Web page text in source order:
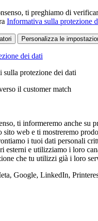
ti preghiamo di
Informativa sulla protezione
Personalizza le
dei dati
sulla protezione dei dati
il customer match
ti informeremo anche su
sito web e ti mostreremo
i tuoi dati personali
esterni e utilizziamo i loro
che tu utilizzi già i loro
Google, LinkedIn,